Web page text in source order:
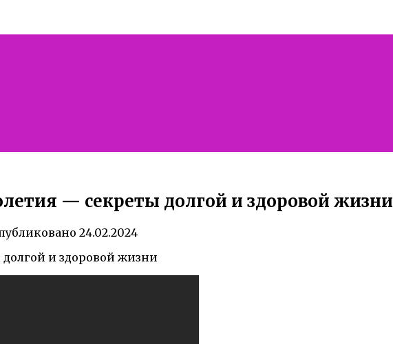
— секреты долгой и здоровой жизни
24.02.2024